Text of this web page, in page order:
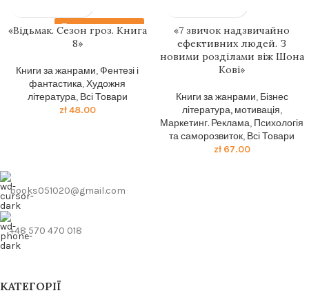
Передзамовлення
«Відьмак. Сезон гроз. Книга
8»
Книги за жанрами,Фентезі і
фантастика,Художня
література, Всі Товари
zł48.00
«7 звичок надзвичайно
ефективних людей. З
новими розділами віж Шона
Кові»
Книги за жанрами, Бізнес
література, мотивація,
Маркетинг. Реклама, Психологія
та саморозвиток, Всі Товари
zł67.00
books051020@gmail.com
+48 570 470 018
КАТЕГОРІЇ